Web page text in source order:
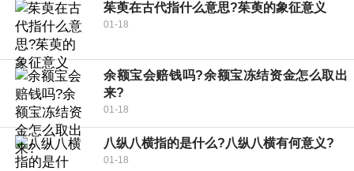
茱萸在古代指什么意思?茱萸的象征意义
01-18
余额宝会赔钱吗?余额宝冻结资金怎么取出
来?
01-18
八纵八横指的是什么?八纵八横有何意义?
01-18